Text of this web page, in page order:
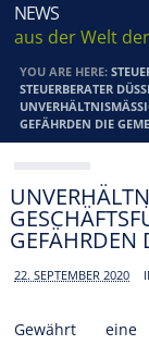
NEWS
aus der Welt
YOU ARE HERE:
STEUERBERATER
EFÄHRDEN DIE
EFÄHRDEN
22. SEPTEMBER 2020
Gewährt eine